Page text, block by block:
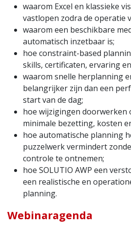
waarom Excel en klassieke
vastlopen zodra de operatie
waarom een beschikbare
automatisch inzetbaar is;
hoe constraint-based
skills, certificaten, ervaring
waarom snelle herplanning
belangrijker zijn dan een
start van de dag;
hoe wijzigingen doorwerken
minimale bezetting, kosten
hoe automatische planning
puzzelwerk vermindert
controle te ontnemen;
hoe SOLUTIO AWP een
een realistische en
planning.
Webinaragenda